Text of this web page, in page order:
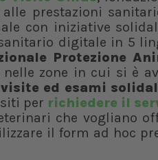
prestazioni
con iniziative
digitale in 5
Protezione
zone in cui si è
visite ed esami
per richiedere il
che vogliano
il form ad hoc